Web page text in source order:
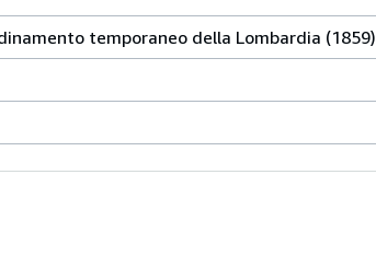
temporaneo della Lombardia (1859)